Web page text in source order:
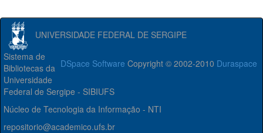
UNIVERSIDADE FEDERAL DE SERGIPE
DSpace Software Copyright © 2002-2010 Duraspace
Sistema de
Bibliotecas da
Universidade
Federal de Sergipe - SIBIUFS
Núcleo de Tecnologia da Informação - NTI
repositorio@academico.ufs.br